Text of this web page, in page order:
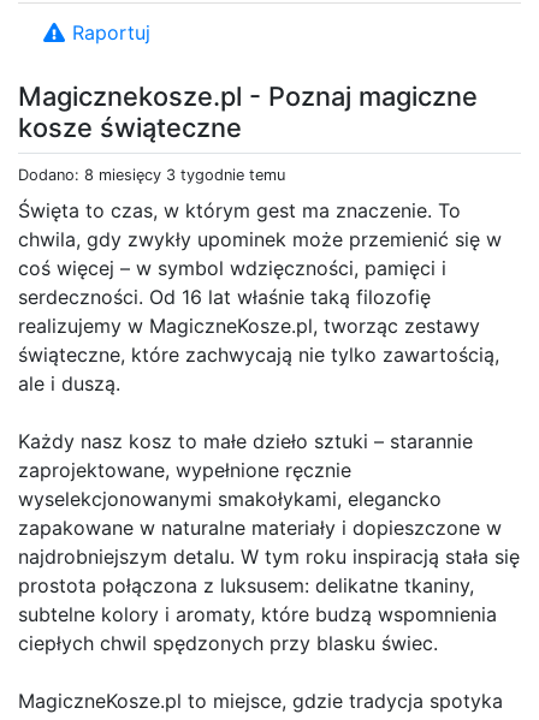
Magicznekosze.pl - Poznaj magiczne
kosze świąteczne
Dodano: 8 miesięcy 3 tygodnie temu
Święta to czas, w którym gest ma znaczenie. To
chwila, gdy zwykły upominek może przemienić się w
coś więcej – w symbol wdzięczności, pamięci i
serdeczności. Od 16 lat właśnie taką filozofię
realizujemy w MagiczneKosze.pl, tworząc zestawy
świąteczne, które zachwycają nie tylko zawartością,
ale i duszą.
Każdy nasz kosz to małe dzieło sztuki – starannie
zaprojektowane, wypełnione ręcznie
wyselekcjonowanymi smakołykami, elegancko
zapakowane w naturalne materiały i dopieszczone w
najdrobniejszym detalu. W tym roku inspiracją stała się
prostota połączona z luksusem: delikatne tkaniny,
subtelne kolory i aromaty, które budzą wspomnienia
ciepłych chwil spędzonych przy blasku świec.
MagiczneKosze.pl to miejsce, gdzie tradycja spotyka
Raportuj